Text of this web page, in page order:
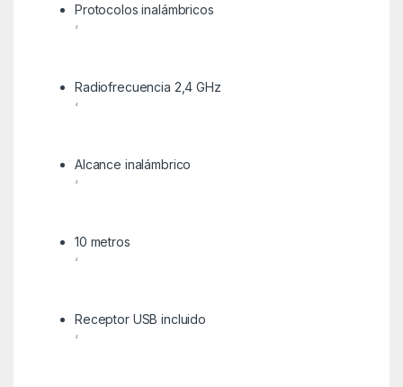
Protocolos inalámbricos
‘
Radiofrecuencia 2,4 GHz
‘
Alcance inalámbrico
‘
10 metros
‘
Receptor USB incluido
‘